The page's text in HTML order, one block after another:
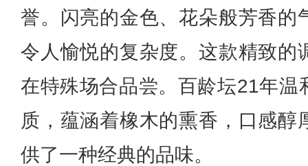
誉。闪亮的金色、花朵般芳香的
令人愉悦的复杂度。这款精致的
在特殊场合品尝。百龄坛21年温
质，蕴涵着橡木的熏香，口感醇
供了一种经典的品味。